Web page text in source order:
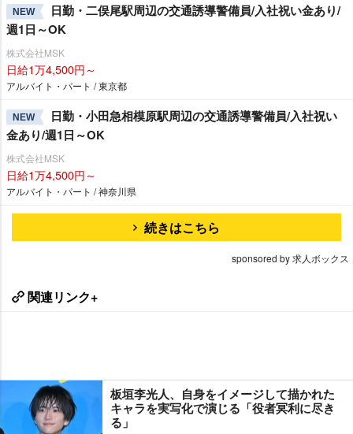
NEW
日勤・二俣尾駅周辺の交通誘導警備員/入社祝い金あり/
週1日～OK
株式会社MSK
日給1万4,500円～
アルバイト・パート / 東京都
NEW
日勤・小田急相模原駅周辺の交通誘導警備員/入社祝い
金あり/週1日～OK
株式会社MSK
日給1万4,500円～
アルバイト・パート / 神奈川県
続きはこちら
sponsored by 求人ボックス
関連リンク+
板垣李光人、自身をイメージして描かれた
キャラを実写化で演じる「役者冥利に尽き
る」